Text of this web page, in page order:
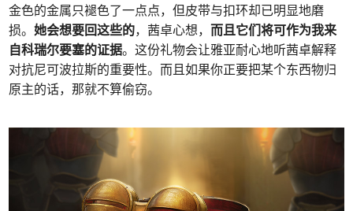
金色的金属只褪色了一点点，但皮带与扣环却已明显地磨
损。她会想要回这些的，茜卓心想，而且它们将可作为我来
自科瑞尔要塞的证据。这份礼物会让雅亚耐心地听茜卓解释
对抗尼可波拉斯的重要性。而且如果你正要把某个东西物归
原主的话，那就不算偷窃。